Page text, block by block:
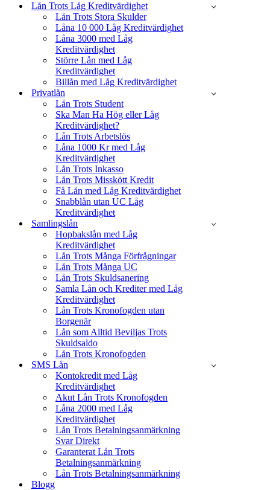
Lån Trots Låg Kreditvärdighet
Lån Trots Stora Skulder
Låna 10 000 Låg Kreditvärdighet
Låna 3000 med Låg
Kreditvärdighet
Större Lån med Låg
Kreditvärdighet
Billån med Låg Kreditvärdighet
Privatlån
Lån Trots Student
Ska Man Ha Hög eller Låg
Kreditvärdighet?
Lån Trots Arbetslös
Låna 1000 Kr med Låg
Kreditvärdighet
Lån Trots Inkasso
Lån Trots Misskött Kredit
Få Lån med Låg Kreditvärdighet
Snabblån utan UC Låg
Kreditvärdighet
Samlingslån
Hopbakslån med Låg
Kreditvärdighet
Lån Trots Många Förfrågningar
Lån Trots Många UC
Lån Trots Skuldsanering
Samla Lån och Krediter med Låg
Kreditvärdighet
Lån Trots Kronofogden utan
Borgenär
Lån som Alltid Beviljas Trots
Skuldsaldo
Lån Trots Kronofogden
SMS Lån
Kontokredit med Låg
Kreditvärdighet
Akut Lån Trots Kronofogden
Låna 2000 med Låg
Kreditvärdighet
Lån Trots Betalningsanmärkning
Svar Direkt
Garanterat Lån Trots
Betalningsanmärkning
Lån Trots Betalningsanmärkning
Blogg